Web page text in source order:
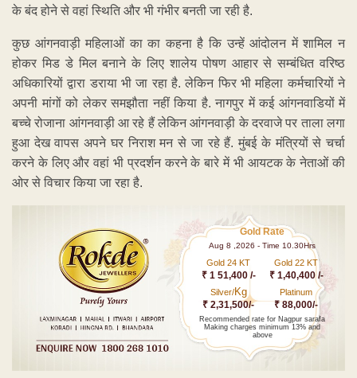
के बंद होने से वहां स्थिति और भी गंभीर बनती जा रही है.
कुछ आंगनवाड़ी महिलाओं का का कहना है कि उन्हें आंदोलन में शामिल न
होकर मिड डे मिल बनाने के लिए शालेय पोषण आहार से सम्बंधित वरिष्ठ
अधिकारियों द्वारा डराया भी जा रहा है. लेकिन फिर भी महिला कर्मचारियों ने
अपनी मांगों को लेकर समझौता नहीं किया है. नागपुर में कई आंगनवाडियों में
बच्चे रोजाना आंगनवाड़ी आ रहे हैं लेकिन आंगनवाड़ी के दरवाजे पर ताला लगा
हुआ देख वापस अपने घर निराश मन से जा रहे हैं. मुंबई के मंत्रियों से चर्चा
करने के लिए और वहां भी प्रदर्शन करने के बारे में भी आयटक के नेताओं की
ओर से विचार किया जा रहा है.
Gold Rate
Aug 8 ,2026 - Time 10.30Hrs
Gold 24 KT
₹ 1 51,400 /-
Gold 22 KT
₹ 1,40,400 /-
Silver/Kg
₹ 2,31,500/-
Platinum
₹ 88,000/-
Recommended rate for Nagpur sarafa
Making charges minimum 13% and
above